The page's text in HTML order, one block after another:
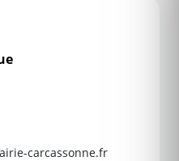
carcassonne.fr